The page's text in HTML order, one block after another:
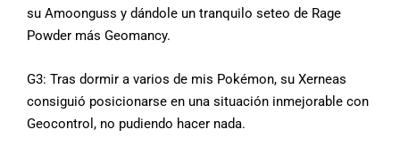
su Amoonguss y dándole un tranquilo seteo de Rage
Powder más Geomancy.
G3: Tras dormir a varios de mis Pokémon, su Xerneas
consiguió posicionarse en una situación inmejorable con
Geocontrol, no pudiendo hacer nada.